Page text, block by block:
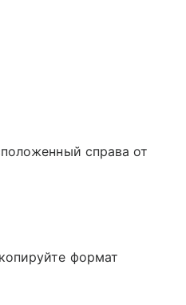
справа от
формат